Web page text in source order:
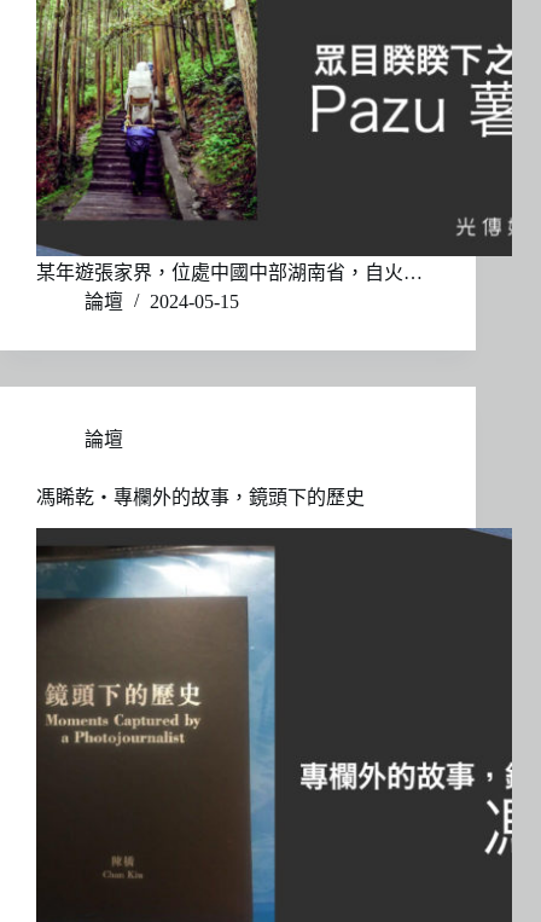
某年遊張家界，位處中國中部湖南省，自火…
論壇
2024-05-15
論壇
馮睎乾・專欄外的故事，鏡頭下的歷史